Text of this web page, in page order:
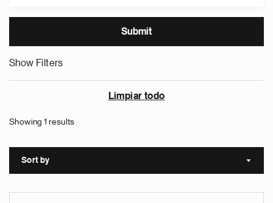
Show Filters
Limpiar todo
Showing 1 results
Sort by Sort